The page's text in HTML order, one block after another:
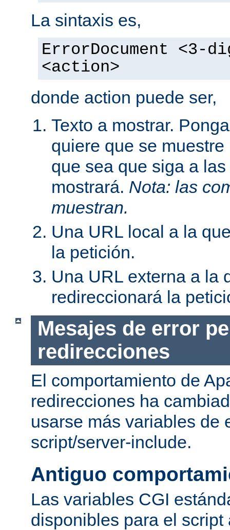
La sintaxis es,
ErrorDocument <3-
<action>
donde action puede ser,
Texto a mostrar.
quiere que se
que sea que siga a
mostrará. Nota: las
muestran.
Una URL local a la
la petición.
Una URL externa a la
redireccionará la
Mesajes de error
redirecciones
El comportamiento de
redirecciones ha
usarse más variables de
script/server-include.
Antiguo
Las variables CGI
disponibles para el